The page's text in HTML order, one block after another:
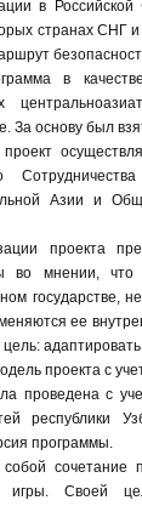
в
странах СНГ
в
За основу был
Азии и
проекта
во мнении, что
государстве,
ее
проекта с
проведена с
республики
программы.
собой сочетание
игры. Своей